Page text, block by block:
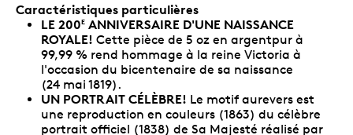
Caractéristiques particulières
LE 200E ANNIVERSAIRE D'UNE NAISSANCE
ROYALE! Cette pièce de 5 oz en argentpur à
99,99 % rend hommage à la reine Victoria à
l'occasion du bicentenaire de sa naissance
(24 mai 1819).
UN PORTRAIT CÉLÈBRE! Le motif aurevers est
une reproduction en couleurs (1863) du célèbre
portrait officiel (1838) de Sa Majesté réalisé par